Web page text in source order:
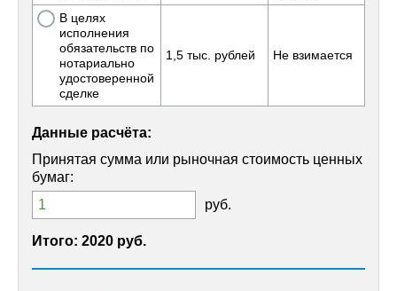
В целях
исполнения
обязательств по
нотариально
удостоверенной
сделке
1,5 тыс. рублей Не взимается
Данные расчёта:
Принятая сумма или рыночная стоимость ценных
бумаг:
руб.
Итого: 2020 руб.